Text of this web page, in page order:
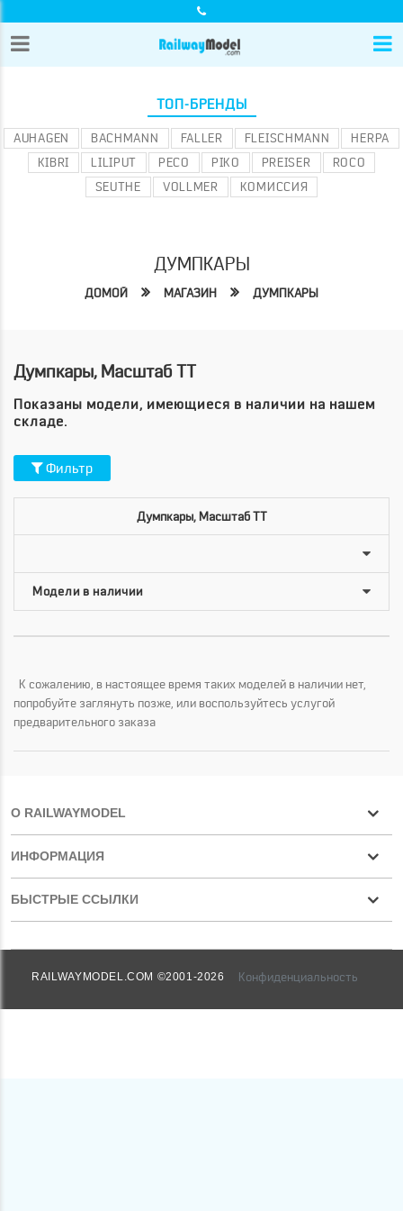
ТОП-БРЕНДЫ
AUHAGEN BACHMANN FALLER FLEISCHMANN
HERPA
KIBRI
LILIPUT PECO PIKO PREISER
ROCO
SEUTHE
VOLLMER КОМИССИЯ
ДУМПКАРЫ
ДОМОЙ МАГАЗИН ДУМПКАРЫ
Думпкары, Масштаб TT
Показаны модели, имеющиеся в наличии на нашем
складе.
Фильтр
Думпкары, Масштаб TT
К сожалению, в настоящее время таких моделей в наличии нет,
попробуйте заглянуть позже, или воспользуйтесь услугой
предварительного заказа
О RAILWAYMODEL
ИНФОРМАЦИЯ
БЫСТРЫЕ ССЫЛКИ
RAILWAYMODEL.COM ©2001-2026 Конфиденциальность